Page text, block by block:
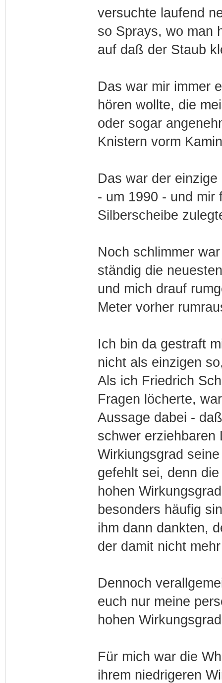
versuchte laufend
so Sprays, wo man
auf daß der Staub
Das war mir immer
hören wollte, die
oder sogar
Knistern vorm
Das war der
- um 1990 - und mir
Silberscheibe
Noch schlimmer
ständig die
und mich drauf
Meter vorher
Ich bin da gestraft
nicht als einzigen
Als ich Friedrich
Fragen löcherte,
Aussage dabei -
schwer erziehbaren
Wirkiungsgrad
gefehlt sei, denn
hohen
besonders häufig
ihm dann dankten,
der damit nicht
Dennoch
euch nur meine
hohen
Für mich war die
ihrem niedrigeren